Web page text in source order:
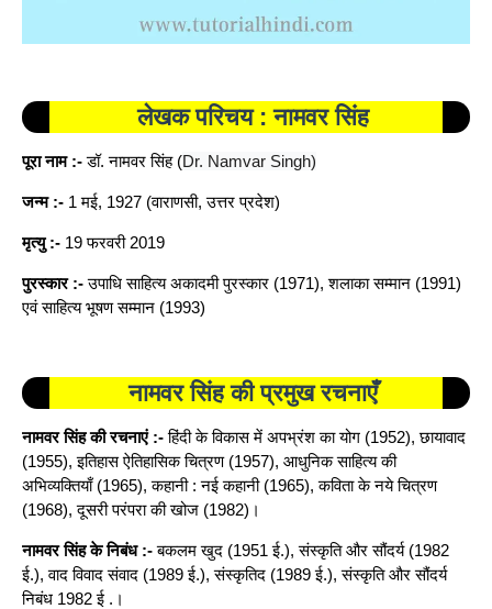
लेखक परिचय : नामवर सिंह
पूरा नाम :-डॉ. नामवर सिंह (Dr. Namvar Singh)
जन्म :- 1 मई, 1927 (वाराणसी, उत्तर प्रदेश)
मृत्यु :- 19 फरवरी 2019
पुरस्कार :-उपाधि साहित्य अकादमी पुरस्कार (1971), शलाका सम्मान (1991)
एवं साहित्य भूषण सम्मान (1993)
नामवर सिंह की प्रमुख रचनाएँ
नामवर सिंह की रचनाएं :-हिंदी के विकास में अपभ्रंश का योग (1952), छायावाद
(1955), इतिहास ऐतिहासिक चित्रण (1957), आधुनिक साहित्य की
अभिव्यक्तियाँ (1965), कहानी : नई कहानी (1965), कविता के नये चित्रण
(1968), दूसरी परंपरा की खोज (1982)।
नामवर सिंह के निबंध :-बकलम खुद (1951 ई.), संस्कृति और सौंदर्य (1982
ई.), वाद विवाद संवाद (1989 ई.), संस्कृतिद (1989 ई.), संस्कृति और सौंदर्य
निबंध 1982 ई .।